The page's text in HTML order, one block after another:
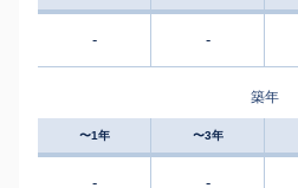
- -
築年
〜1年 〜3年
- -